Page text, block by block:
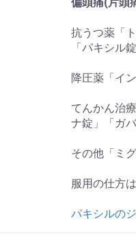
偏頭痛(片頭
抗うつ薬「
「パキシル錠
降圧薬「イ
てんかん治
ナ錠」「ガバ
その他「ミ
服用の仕方
パキシルの